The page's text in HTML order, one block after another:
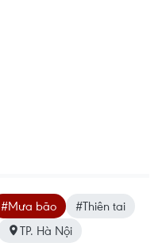
#Mưa bão
#Thiên tai
TP. Hà Nội